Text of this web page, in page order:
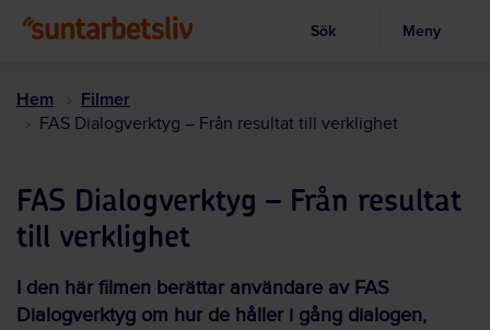
huvudinnehållet
Visa sökruta
Sök Meny
Hem Filmer
FAS Dialogverktyg – Från resultat till verklighet
FAS Dialogverktyg – Från resultat
till verklighet
I den här filmen berättar användare av FAS
Dialogverktyg om hur de håller i gång dialogen,